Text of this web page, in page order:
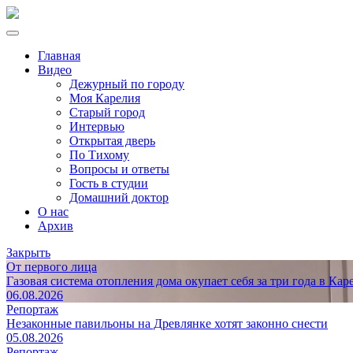
Главная
Видео
Дежурный по городу
Моя Карелия
Старый город
Интервью
Открытая дверь
По Тихому
Вопросы и ответы
Гость в студии
Домашний доктор
О нас
Архив
Закрыть
От первого лица
Газовая система отопления дома окупает себя за три года в
06.08.2026
Репортаж
Незаконные павильоны на Древлянке хотят законно снести
05.08.2026